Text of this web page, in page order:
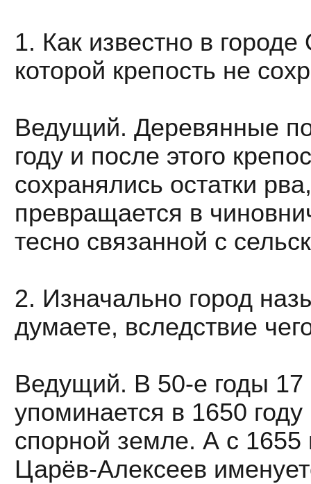
1. Как известно в
которой крепость не
Ведущий. Деревянные
году и после этого
сохранялись остатки
превращается в
тесно связанной с
2. Изначально город
думаете, вследствие
Ведущий. В 50-е годы 17
упоминается в 1650
спорной земле. А с
Царёв-Алексеев